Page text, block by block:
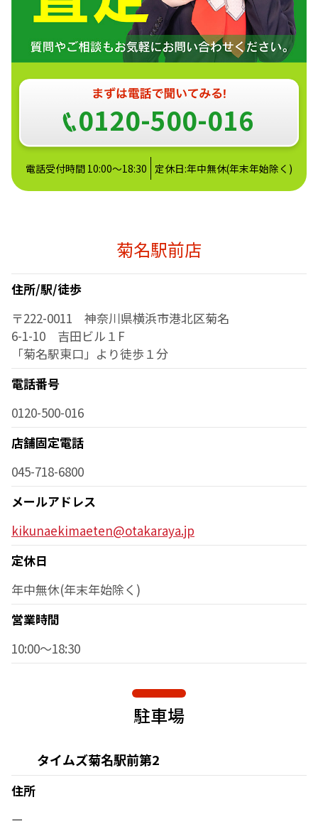
0120-500-016
電話受付時間 10:00～18:30 定休日:年中無休(年末年始除く)
菊名駅前店
住所/駅/徒歩
〒222-0011 神奈川県横浜市港北区菊名
6-1-10 吉田ビル１F
「菊名駅東口」より徒歩１分
電話番号
0120-500-016
店舗固定電話
045-718-6800
メールアドレス
kikunaekimaeten@otakaraya.jp
定休日
年中無休(年末年始除く)
営業時間
10:00～18:30
駐車場
タイムズ菊名駅前第2
住所
ー